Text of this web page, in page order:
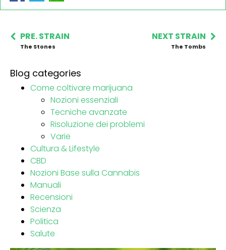
PRE. STRAIN
The Stones
NEXT STRAIN
The Tombs
Blog categories
Come coltivare marijuana
Nozioni essenziali
Tecniche avanzate
Risoluzione dei problemi
Varie
Cultura & Lifestyle
CBD
Nozioni Base sulla Cannabis
Manuali
Recensioni
Scienza
Politica
Salute